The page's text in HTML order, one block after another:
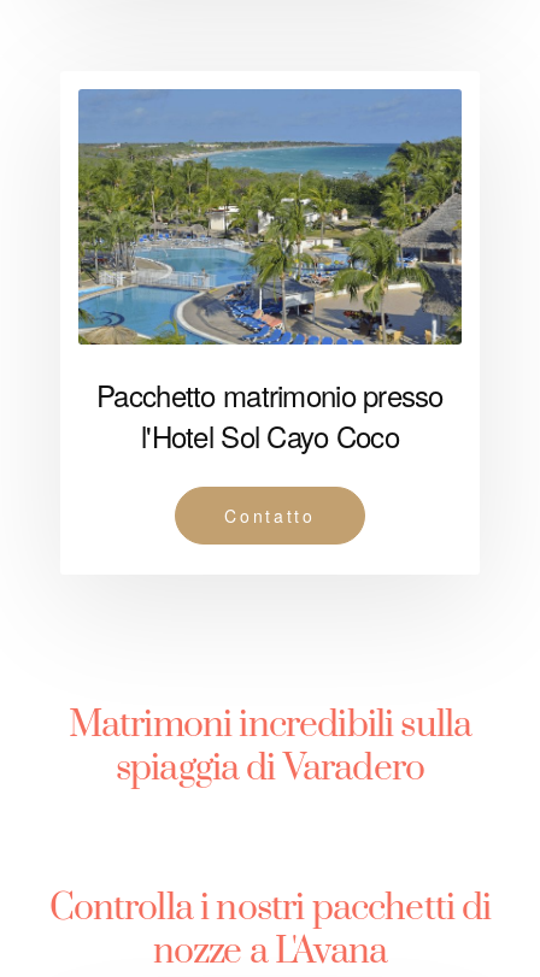
Pacchetto matrimonio presso
l'Hotel Sol Cayo Coco
Contatto
Matrimoni incredibili sulla
spiaggia di Varadero
Controlla i nostri pacchetti di
nozze a L'Avana